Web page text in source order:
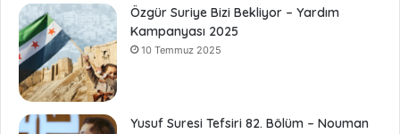
Özgür Suriye Bizi Bekliyor – Yardım
Kampanyası 2025
10 Temmuz 2025
Yusuf Suresi Tefsiri 82. Bölüm – Nouman